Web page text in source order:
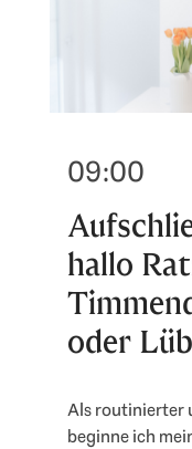
09:00
hallo
oder
Als routinierter
beginne ich